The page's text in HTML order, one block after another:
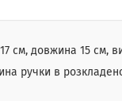
см, довжина 15 см,
ручки в